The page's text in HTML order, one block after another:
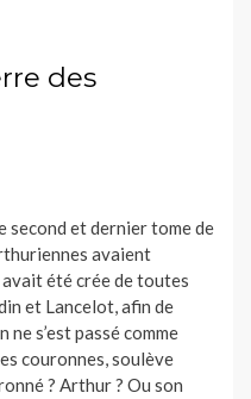
des
second et dernier tome de
avaient
été crée de toutes
et Lancelot, afin de
s’est passé comme
couronnes, soulève
? Arthur ? Ou son